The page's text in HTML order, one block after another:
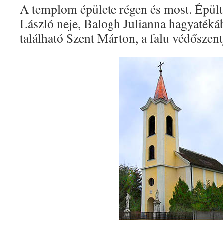
A templom épülete régen és most.
László neje, Balogh Julianna
található Szent Márton, a falu